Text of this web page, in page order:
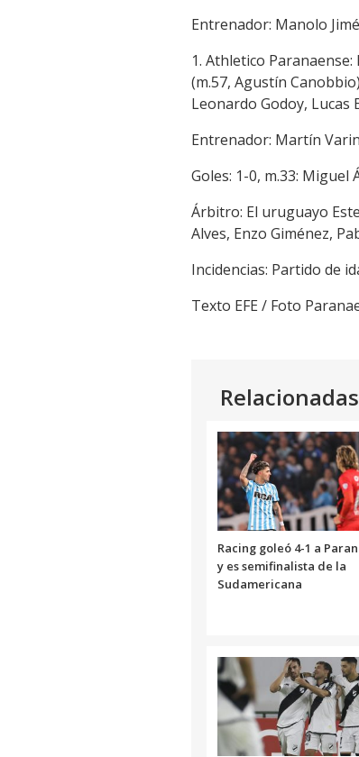
Entrenador: Manolo
1. Athletico
(m.57, Agustín
Leonardo Godoy, Lucas
Entrenador: Martín
Goles: 1-0, m.33: Miguel
Árbitro: El uruguayo
Alves, Enzo Giménez,
Incidencias: Partido de
Texto EFE / Foto
Relacionadas
Racing goleó 4-1 a
y es semifinalista de la
Sudamericana